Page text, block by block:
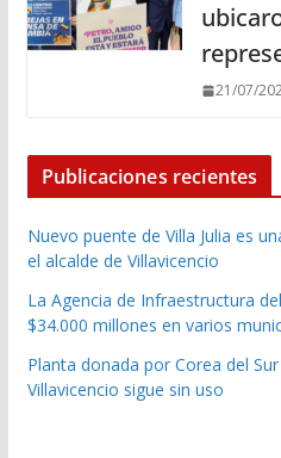
21/07/
Publicaciones recientes
Nuevo puente de Villa Julia es
el alcalde de Villavicencio
La Agencia de Infraestructura
$34.000 millones en varios
Planta donada por Corea del
Villavicencio sigue sin uso